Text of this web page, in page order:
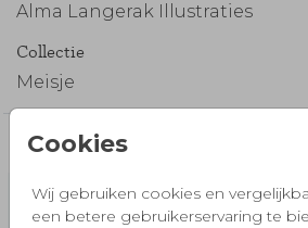
Cookies
Wij gebruiken cookies en
een betere gebruikerservaring te
in onze online editor.
Alma Langerak Illustraties
Collectie
Meisje
Misschien vind je dit ook